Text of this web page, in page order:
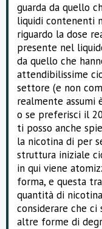
guarda da quello
liquidi contenenti
riguardo la dose
presente nel
da quello che
attendibilissime
settore (e non
realmente assumi
o se preferisci il
ti posso anche
la nicotina di per
struttura iniziale
in qui viene
forma, e questa
quantità di
considerare che ci
altre forme di